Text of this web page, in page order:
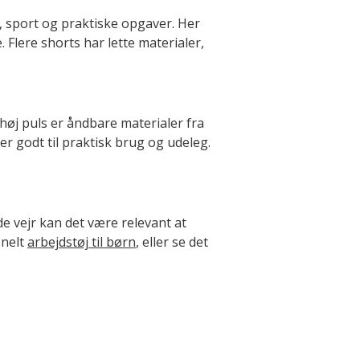
og praktiske opgaver. Her
shorts har lette materialer,
puls er åndbare materialer fra
godt til praktisk brug og udeleg.
vejr kan det være relevant at
arbejdstøj til børn, eller se det